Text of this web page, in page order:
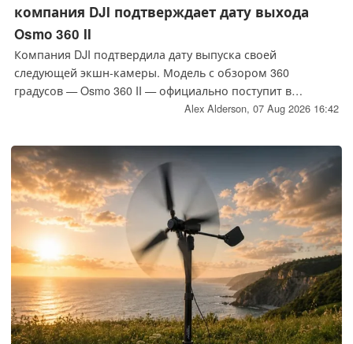
компания DJI подтверждает дату выхода
Osmo 360 II
Компания DJI подтвердила дату выпуска своей
следующей экшн-камеры. Модель с обзором 360
градусов — Osmo 360 II — официально поступит в
продажу в конце августа. Тем временем компания DJI
Китае.
Alex Alderson, 07 Aug 2026 16:42